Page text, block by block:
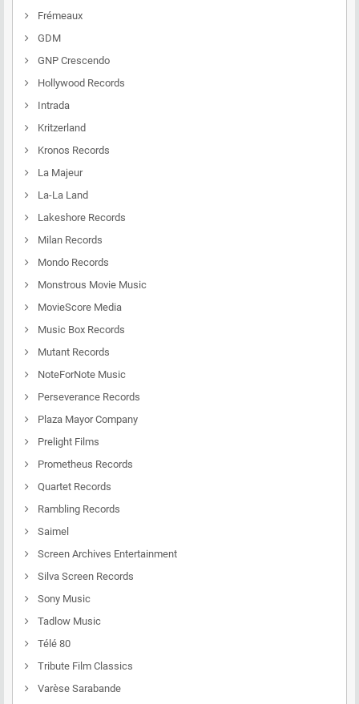
Frémeaux
GDM
GNP Crescendo
Hollywood Records
Intrada
Kritzerland
Kronos Records
La Majeur
La-La Land
Lakeshore Records
Milan Records
Mondo Records
Monstrous Movie Music
MovieScore Media
Music Box Records
Mutant Records
NoteForNote Music
Perseverance Records
Plaza Mayor Company
Prelight Films
Prometheus Records
Quartet Records
Rambling Records
Saimel
Screen Archives Entertainment
Silva Screen Records
Sony Music
Tadlow Music
Télé 80
Tribute Film Classics
Varèse Sarabande